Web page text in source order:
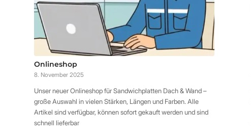
Onlineshop
8. November 2025
Unser neuer Onlineshop für Sandwichplatten Dach & Wand –
große Auswahl in vielen Stärken, Längen und Farben. Alle
Artikel sind verfügbar, können sofort gekauft werden und sind
schnell lieferbar